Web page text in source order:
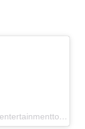
A post shared by Entertainment Tonight (@entertainmenttonight)